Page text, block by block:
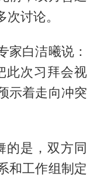
讨论。
家白洁曦说：
此次习拜会视
示着走向冲突
的是，双方同
和工作组制定